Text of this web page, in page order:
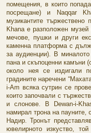
помещения, в които
посрещане) и Naqqar
музикантите
Khana е разположен музей
мечове, пушки и други
каменна платформа с
за аудиенции). В
пана и скъпоценни камъни
около нея се издигали
градините наречени
i-Am всяка сутрин се
които започвали с
и слонове. В Dewan-i-
намирал трона на пауните,
Надир. Тронът
ювелирното изкуство,